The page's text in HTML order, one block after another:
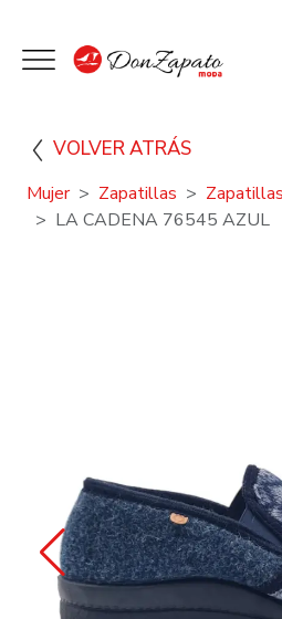
VOLVER ATRÁS
Mujer Zapatillas
LA CADENA 76545 AZUL